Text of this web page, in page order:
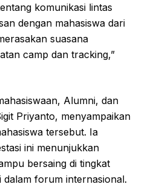
komunikasi lintas
dengan mahasiswa dari
suasana
camp dan tracking,”
Alumni, dan
Priyanto, menyampaikan
tersebut. Ia
ini menunjukkan
bersaing di tingkat
forum internasional.